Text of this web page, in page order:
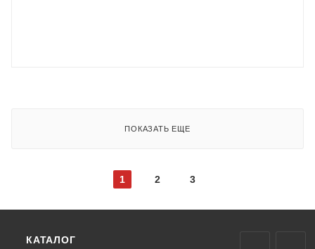
ПОКАЗАТЬ ЕЩЕ
1 2 3
КАТАЛОГ